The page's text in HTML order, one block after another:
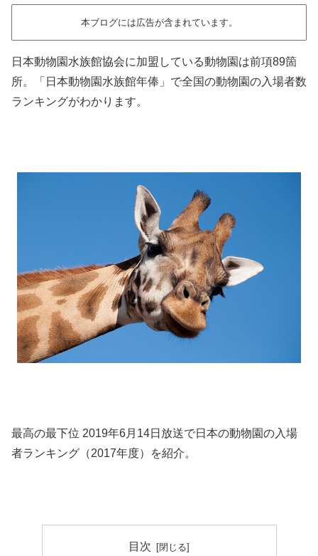
本ブログには広告が含まれています。
日本動物園水族館協会に加盟している動物園は前項89箇
所。「日本動物園水族館年俸」で全国の動物園の入場者数
ランキングがわかります。
最高の最下位 2019年6月14日放送で日本の動物園の入場
者ランキング（2017年度）を紹介。
目次